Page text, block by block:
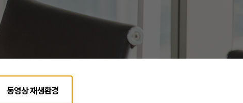
1:1문의
쿠폰내역
동영상 재생환경